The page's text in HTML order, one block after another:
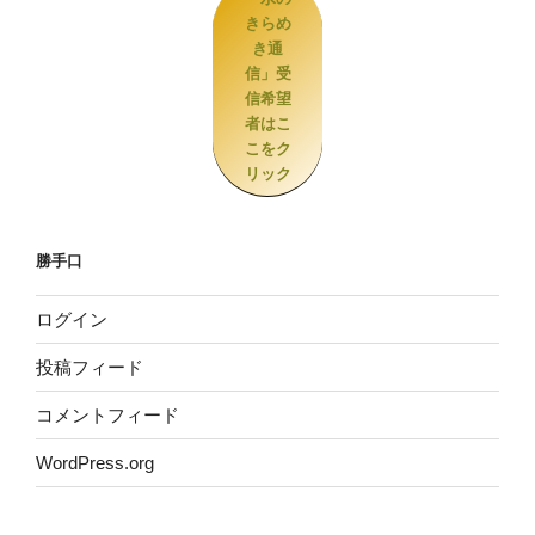
きらめ
き通
信」受
信希望
者はこ
こをク
リック
勝手口
ログイン
投稿フィード
コメントフィード
WordPress.org